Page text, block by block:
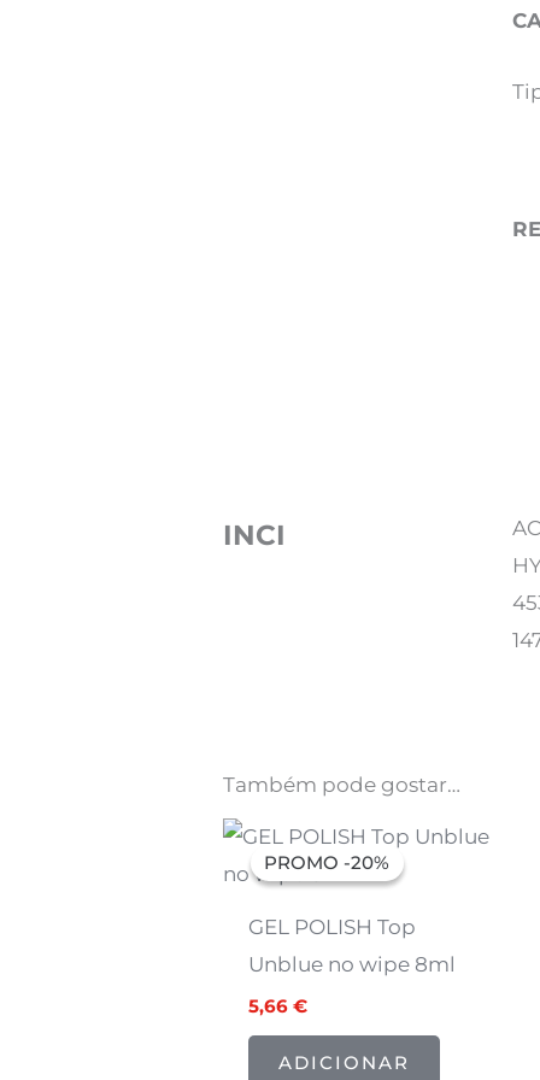
INCI
Também pode gostar…
PROMO -20%
PROMO -20%
GEL POLISH Top
Unblue no wipe 8ml
O
preço
original
7,07 €.
5,66 €
O
preço
atual
5,66 €.
ADICIONAR